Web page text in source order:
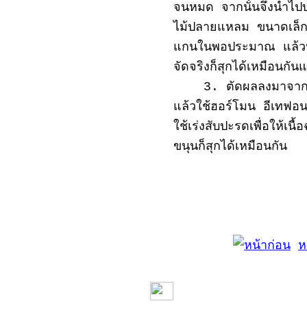
จนหมด จากนั้นจึงนำไป
ไม้ปลายแหลม ขนาดเ
แกนในพอประมาณ แล้
จัดจริงก็สุกได้เหมือนกัน
3. ตัดผลลงมาจากต้น
แล้วใช้ฮอร์โมน อีเทฟอ
ใช้เร่งสับปะรดเพื่อให้
ขนุนก็สุกได้เหมือนกัน